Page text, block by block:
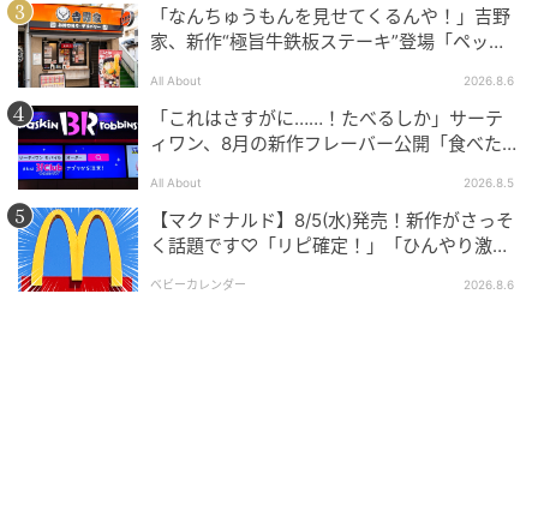
に、柚子のさわやか風味と唐辛子のピリっとした辛み
感じる明太子です。
ファミリーマート 長野県産セロリとキャベツ
味噌マヨ
「なんちゅうもんを見せてくるんや！」吉野
家、新作“極旨牛鉄板ステーキ”登場「ペッパ
All About 2026.8.6
「これはさすがに……！たべるしか」サーテ
ィワン、8月の新作フレーバー公開「食べた方
All About 2026.8.5
【マクドナルド】8/5(水)発売！新作がさっそ
く話題です♡「リピ確定！」「ひんやり激う
ベビーカレンダー 2026.8.6